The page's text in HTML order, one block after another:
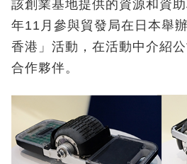
該創業基地提供的資源和資
年11月參與貿發局在日本舉
香港」活動，在活動中介紹
合作夥伴。